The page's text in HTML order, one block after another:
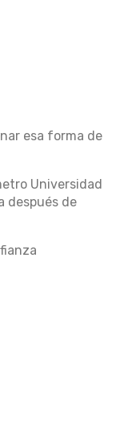
esa forma de
Universidad
después de